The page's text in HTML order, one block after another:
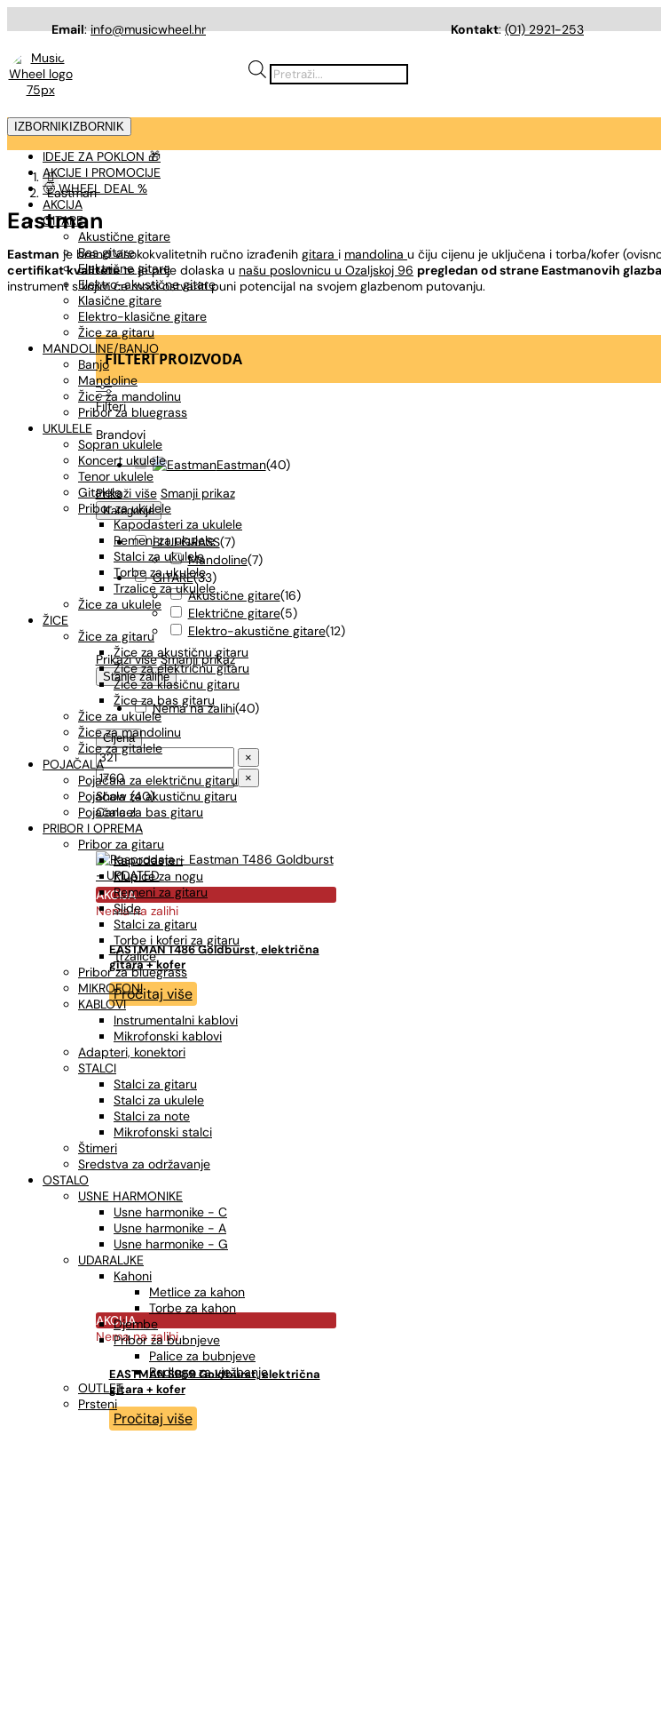
Email: info@musicwheel.hr Kontakt:(01) 2921-253
Products
search
IZBORNIK IZBORNIK
IDEJE ZA POKLON 🎁
AKCIJE I PROMOCIJE
🤠 WHEEL DEAL %
AKCIJA
GITARE
Akustične gitare
Bas gitare
Električne gitare
Elektro-akustične gitare
Klasične gitare
Elektro-klasične gitare
Žice za gitaru
MANDOLINE/BANJO
Banjo
Mandoline
Žice za mandolinu
Pribor za bluegrass
UKULELE
Sopran ukulele
Koncert ukulele
Tenor ukulele
Gitalele
Pribor za ukulele
Kapodasteri za ukulele
Remeni za ukulele
Stalci za ukulele
Torbe za ukulele
Trzalice za ukulele
Žice za ukulele
ŽICE
Žice za gitaru
Žice za akustičnu gitaru
Žice za električnu gitaru
Žice za klasičnu gitaru
Žice za bas gitaru
Žice za ukulele
Žice za mandolinu
Žice za gitalele
POJAČALA
Pojačala za električnu gitaru
Pojačala za akustičnu gitaru
Pojačala za bas gitaru
PRIBOR I OPREMA
Pribor za gitaru
Kapodasteri
Klupice za nogu
Remeni za gitaru
Slide
Stalci za gitaru
Torbe i koferi za gitaru
Trzalice
Pribor za bluegrass
MIKROFONI
KABLOVI
Instrumentalni kablovi
Mikrofonski kablovi
Adapteri, konektori
STALCI
Stalci za gitaru
Stalci za ukulele
Stalci za note
Mikrofonski stalci
Štimeri
Sredstva za održavanje
OSTALO
USNE HARMONIKE
Usne harmonike - C
Usne harmonike - A
Usne harmonike - G
UDARALJKE
Kahoni
Metlice za kahon
Torbe za kahon
Djembe
Pribor za bubnjeve
Palice za bubnjeve
Podloge za vježbanje
OUTLET
Prsteni

Eastman
Eastman
Eastman je brend visokokvalitetnih ručno izrađenih gitara i mandolina u čiju cijenu je uključena i torba/kofer
certifikat kvalitetete je prije dolaska u našu poslovnicu u Ozaljskoj 96 pregledan od strane Eastmanovih
instrument s kojim će moći ostvariti puni potencijal na svojem glazbenom putovanju.
FILTERI PROIZVODA
Filteri
Brandovi
Eastman(40)
Prikaži više Smanji prikaz
Kategorije
BLUEGRASS(7)
Mandoline(7)
GITARE(33)
Akustične gitare(16)
Električne gitare(5)
Elektro-akustične gitare(12)
Prikaži više Smanji prikaz
Stanje zalihe
Nema na zalihi(40)
Cijena
×
×
Show(40)
Cancel
AKCIJA
Nema na zalihi
EASTMAN T486 Goldburst, električna
gitara + kofer
Pročitaj više
AKCIJA
Nema na zalihi
EASTMAN SB59 Goldburst, električna
gitara + kofer
Pročitaj više